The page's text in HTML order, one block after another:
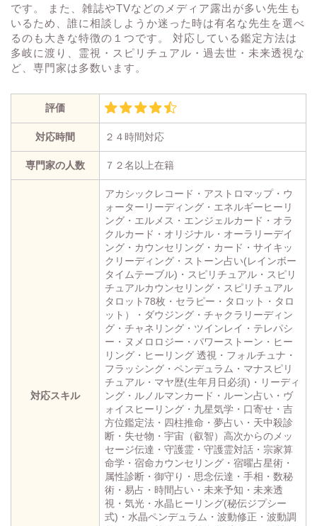
です。 また、雑誌やTVなどのメディア露出が多い先生も
いるため、誰に相談しようか迷った時は有名な先生を選べ
るのも大きな特徴の１つです。 対応している鑑定方法は
多岐に渡り、霊視・スピリチュアル・過去世・未来透視な
ど、専門家は多数います。
評価
対応時間 ２４時間対応
専門家の人数 ７２名以上在籍
対応スキル
アカシックレコード・アストロマップ・ウ
ォーターリーディング・エネルギーヒーリ
ング・エルメス・エンジェルカード・オラ
クルカード・オリジナル・オーラリーデイ
ング・カウンセリング・カード・サイキッ
クリーディング・ストーン占い(レインボー
タイムテーブル)・スピリチュアル・スピリ
チュアルカウンセリング・スピリチュアル
タロット78枚・セラピー・タロット・タロ
ット）・ダウジング・チャクラリーディン
グ・チャネリング・ツインレイ・テレパシ
ー・ヌメロロジー・パワーストーン・ヒー
リング・ヒーリング 透視・フォルチュナ・
フラッシング・ペンデュラム・マナスピリ
チュアル・マヤ歴(生年月日必須)・リーディ
ング・ルノルマンカード・ルーン占い・ヴ
ォイスヒーリング・九星気学・口寄せ・吉
方位鑑定法・四柱推命・夢占い・天中殺診
断・失せ物・宇宙（叡智）高次からのメッ
セージ伝達・守護霊・守護霊対話・宗家算
命学・宿命カウンセリング・宿曜占星術・
属性診断・御守り・思念伝達・手相・数秘
術・易占・時間占い・未来予知・未来透
視・気光・水晶ヒーリング(秘伝ジプシー
式)・水晶ペンデュラム・波動修正・波動調